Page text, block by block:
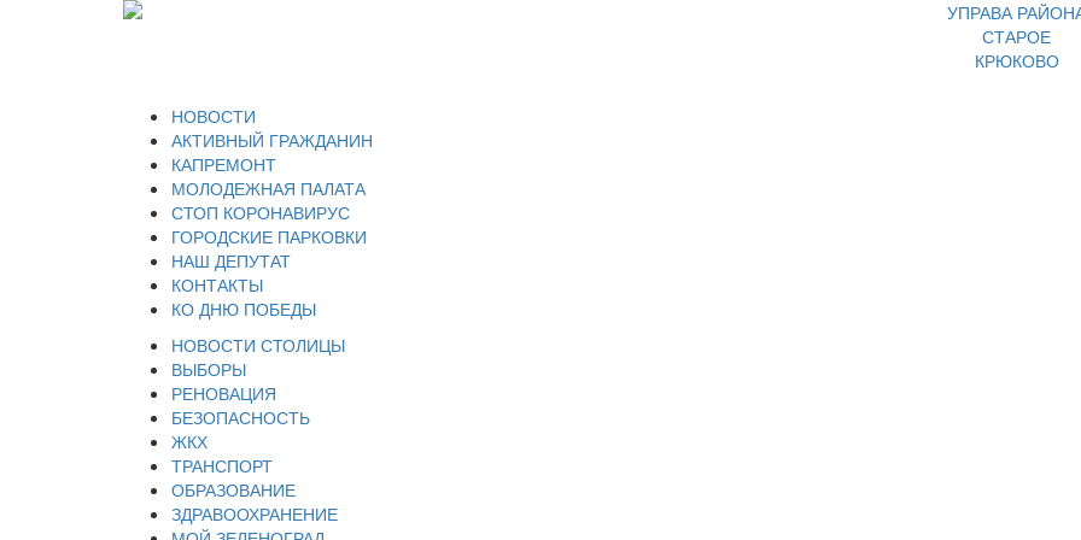
УПРАВА
СТАРОЕ
КРЮКОВО
НОВОСТИ
АКТИВНЫЙ ГРАЖДАНИН
КАПРЕМОНТ
МОЛОДЕЖНАЯ ПАЛАТА
СТОП КОРОНАВИРУС
ГОРОДСКИЕ ПАРКОВКИ
НАШ ДЕПУТАТ
КОНТАКТЫ
КО ДНЮ ПОБЕДЫ
НОВОСТИ СТОЛИЦЫ
ВЫБОРЫ
РЕНОВАЦИЯ
БЕЗОПАСНОСТЬ
ЖКХ
ТРАНСПОРТ
ОБРАЗОВАНИЕ
ЗДРАВООХРАНЕНИЕ